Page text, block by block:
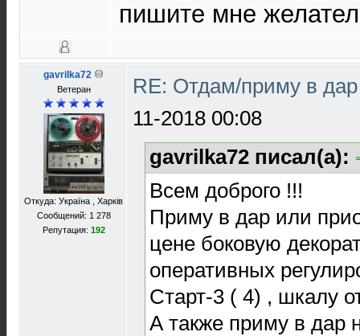
пишите мне
gavrilka72
Ветеран
Откуда: Україна , Харків
Сообщений: 1 278
Репутация: 192
RE: Отдам/приму в
11-2018 00:08
gavrilka72 писал(а):
Всем доброго !!!
Приму в дар или
цене боковую
оперативных
Старт-3 ( 4) , шкалу
А также приму в дар